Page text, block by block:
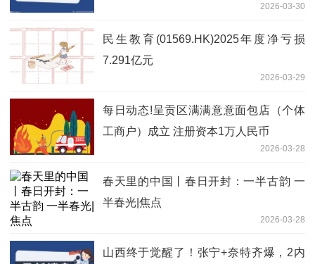
2026-03-30
民生教育(01569.HK)2025年度净亏损
7.291亿元
2026-03-29
每日动态!呈贡区满满意意面包店（个体
工商户）成立 注册资本1万人民币
2026-03-28
春天里的中国丨春日开封：一半古韵 一
半春光|焦点
2026-03-28
山西终于觉醒了！张宁+奈特齐爆，2内